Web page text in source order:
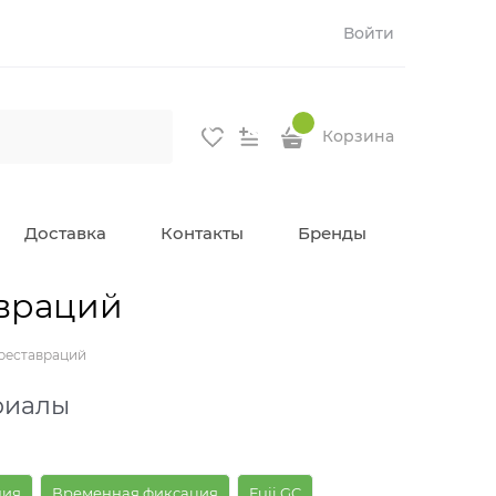
Войти
Корзина
Доставка Контакты Бренды